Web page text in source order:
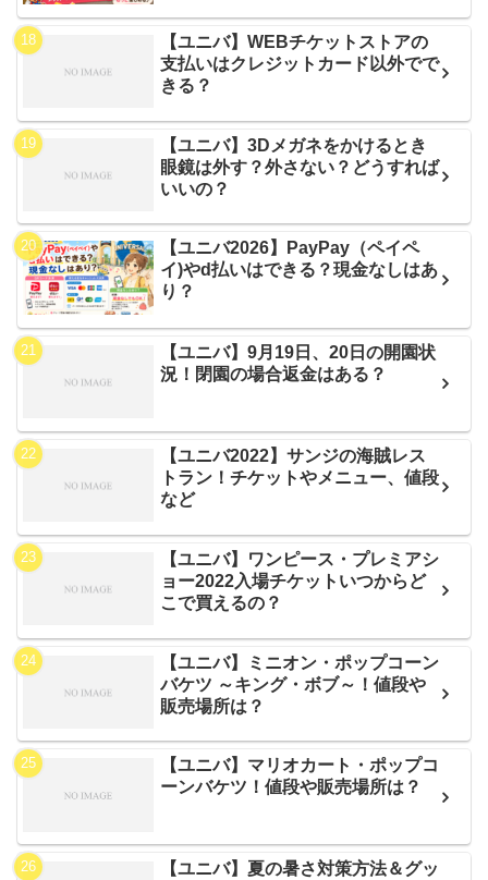
【ユニバ】WEBチケットストアの
支払いはクレジットカード以外でで
きる？
【ユニバ】3Dメガネをかけるとき
眼鏡は外す？外さない？どうすれば
いいの？
【ユニバ2026】PayPay（ペイペ
イ)やd払いはできる？現金なしはあ
り？
【ユニバ】9月19日、20日の開園状
況！閉園の場合返金はある？
【ユニバ2022】サンジの海賊レス
トラン！チケットやメニュー、値段
など
【ユニバ】ワンピース・プレミアシ
ョー2022入場チケットいつからど
こで買えるの？
【ユニバ】ミニオン・ポップコーン
バケツ ～キング・ボブ～！値段や
販売場所は？
【ユニバ】マリオカート・ポップコ
ーンバケツ！値段や販売場所は？
【ユニバ】夏の暑さ対策方法＆グッ